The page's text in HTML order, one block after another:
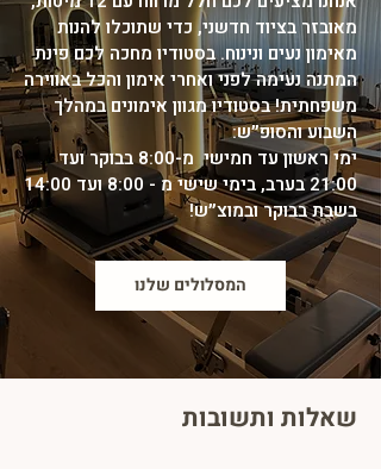
מאובזר בציוד חדשני, כדי שתוכלו להנות
מאימון נעים ונינוח. בסטודיו מחכה לכם פינת
המתנה נעימה לפני ואחרי אימון והכל באווירה
משפחתית! בסטודיו מגוון אימונים במהלך
השבוע והסופ״ש:
ימי ראשון עד חמישי מ-8:00 בבוקר ועד
21:00 בערב, בימי שישי מ - 8:00 ועד 14:00
בשבת בבוקר ובמוצ״ש!
המסלולים שלנו
שאלות ותשובות